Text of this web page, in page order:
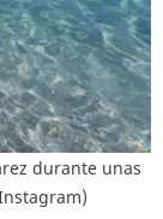
durante unas